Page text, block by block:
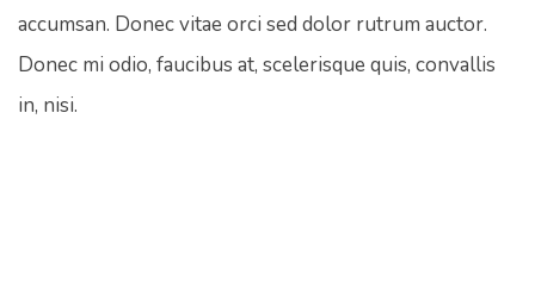
accumsan. Donec vitae orci sed dolor rutrum auctor.
Donec mi odio, faucibus at, scelerisque quis, convallis
in, nisi.